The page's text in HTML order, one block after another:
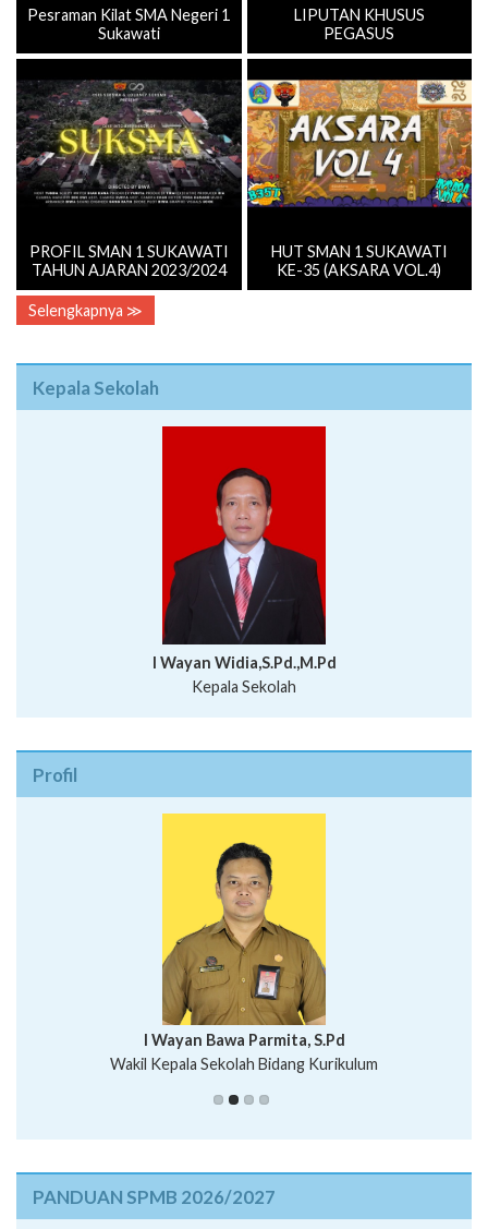
Pesraman Kilat SMA Negeri 1
Sukawati
LIPUTAN KHUSUS
PEGASUS
PROFIL SMAN 1 SUKAWATI
TAHUN AJARAN 2023/2024
HUT SMAN 1 SUKAWATI
KE-35 (AKSARA VOL.4)
Selengkapnya ≫
Kepala Sekolah
I Wayan Widia,S.Pd.,M.Pd
Kepala Sekolah
Profil
Putu Suhartana, S.Pd.
I Wayan Bawa Parmita, S.Pd
Wakil Kepala Sekolah Bidang Kurikulum
I Wayan Gede Aditya Pratita, S.Pd., M.Sn
Ni Wayan Nopi Sutantri, S.Pd.
PANDUAN SPMB 2026/2027